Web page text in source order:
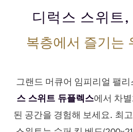
디럭스 스위트,
복층에서 즐기는
그랜드 머큐어 임피리얼 팰리
스 스위트 듀플렉스에서 차
된 공간을 경험해 보세요. 최